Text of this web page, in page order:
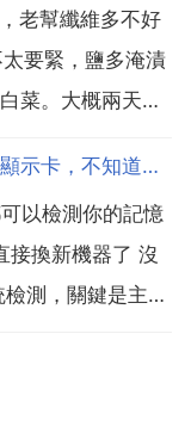
老幫纖維多不好
要緊，鹽多淹漬
菜。大概兩天
這個樣子，中心
水沖洗，然後控
電腦配置太低了，想換個記憶體條和顯示卡，不知道現在都是什麼引數，重要的是安裝後能否和我的電腦匹配柄完美
以檢測你的記憶
接換新機器了 沒
測，關鍵是主機
下，顯示卡直接
同...